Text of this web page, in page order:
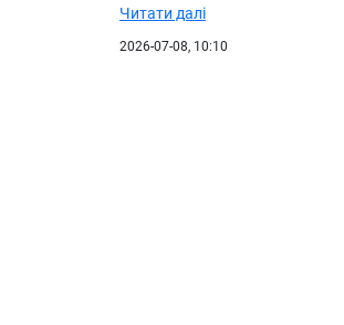
Читати далі
2026-07-08, 10:10